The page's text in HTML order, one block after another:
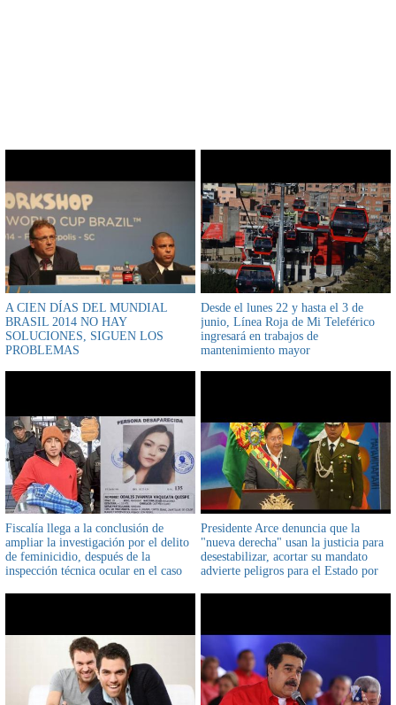
A CIEN DÍAS DEL MUNDIAL
BRASIL 2014 NO HAY
SOLUCIONES, SIGUEN LOS
PROBLEMAS
Desde el lunes 22 y hasta el 3 de
junio, Línea Roja de Mi Teleférico
ingresará en trabajos de
mantenimiento mayor
Fiscalía llega a la conclusión de
ampliar la investigación por el delito
de feminicidio, después de la
inspección técnica ocular en el caso
Presidente Arce denuncia que la
"nueva derecha" usan la justicia para
desestabilizar, acortar su mandato
advierte peligros para el Estado por